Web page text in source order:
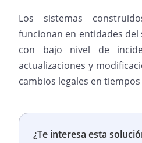
Los sistemas
funcionan en entidades
con bajo nivel de
actualizaciones y
cambios legales en
¿Te interesa esta